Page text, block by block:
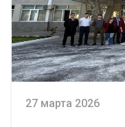
27 марта 2026